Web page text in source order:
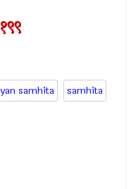
samhita
samhita